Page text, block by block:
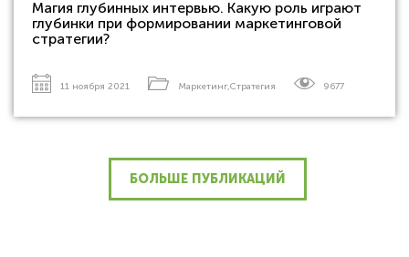
Магия глубинных интервью. Какую роль играют
глубинки при формировании маркетинговой
стратегии?
11 ноября 2021 Маркетинг,Стратегия 9677
БОЛЬШЕ ПУБЛИКАЦИЙ